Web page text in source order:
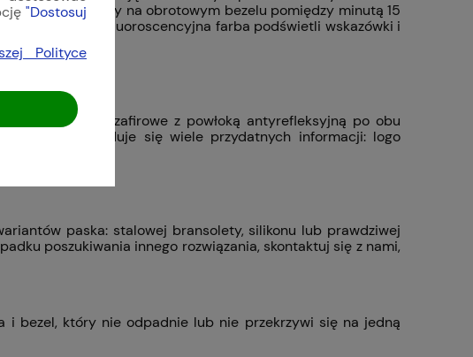
oraz markery na obrotowym bezelu pomiędzy minutą 15
warunkach - fluoroscencyjna farba podświetli wskazówki i
szkło szafirowe z powłoką antyrefleksyjną po obu
którym znajduje się wiele przydatnych informacji: logo
paska: stalowej bransolety, silikonu lub prawdziwej
poszukiwania innego rozwiązania, skontaktuj się z nami,
i bezel, który nie odpadnie lub nie przekrzywi się na jedną
"Dostosuj
Polityce